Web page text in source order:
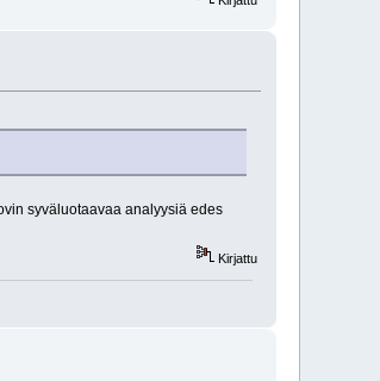
syväluotaavaa analyysiä edes
Kirjattu